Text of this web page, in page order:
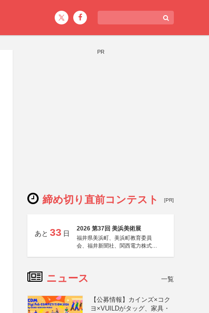
PR
締め切り直前コンテスト [PR]
あと 33 日
2026 第37回 美浜美術展
福井県美浜町、美浜町教育委員
会、福井新聞社、関西電力株式会
ニュース 一覧
【公募情報】カインズ×コク
ヨ×VUILDがタッグ、家具・